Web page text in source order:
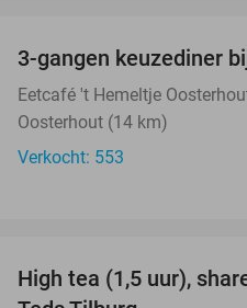
3-gangen keuzediner
Eetcafé 't Hemeltje
Oosterhout (14 km)
Verkocht: 553
High tea (1,5 uur),